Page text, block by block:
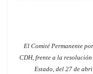
El Comité Permanente
CDH, frente a la
Estado, del 27 de